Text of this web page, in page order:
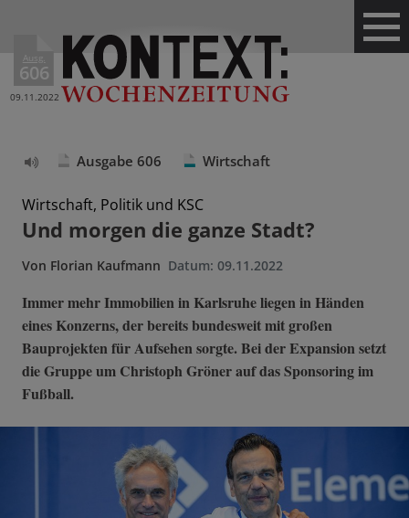
Ausg.
606
09.11.2022
vorlesen
Ausgabe 606 Wirtschaft
Wirtschaft, Politik und KSC
Und morgen die ganze Stadt?
Von Florian Kaufmann Datum: 09.11.2022
Immer mehr Immobilien in Karlsruhe liegen in Händen
eines Konzerns, der bereits bundesweit mit großen
Bauprojekten für Aufsehen sorgte. Bei der Expansion setzt
die Gruppe um Christoph Gröner auf das Sponsoring im
Fußball.